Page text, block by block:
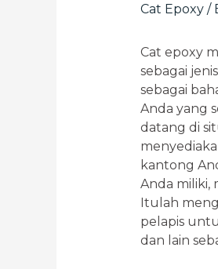
Cat Epoxy/
Cat epoxy
sebagai
sebagai
Anda yang
datang di
kantong
Anda miliki,
Itulah
pelapis
dan lain